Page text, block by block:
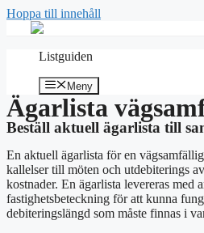
Hoppa till innehåll
Listguiden
Meny
Ägarlista
Beställ aktuell ägarlista till
En aktuell ägarlista för en
kallelser till möten och utdebiterings
kostnader. En ägarlista levereras med
fastighetsbeteckning för att kunna
debiteringslängd som måste finnas i